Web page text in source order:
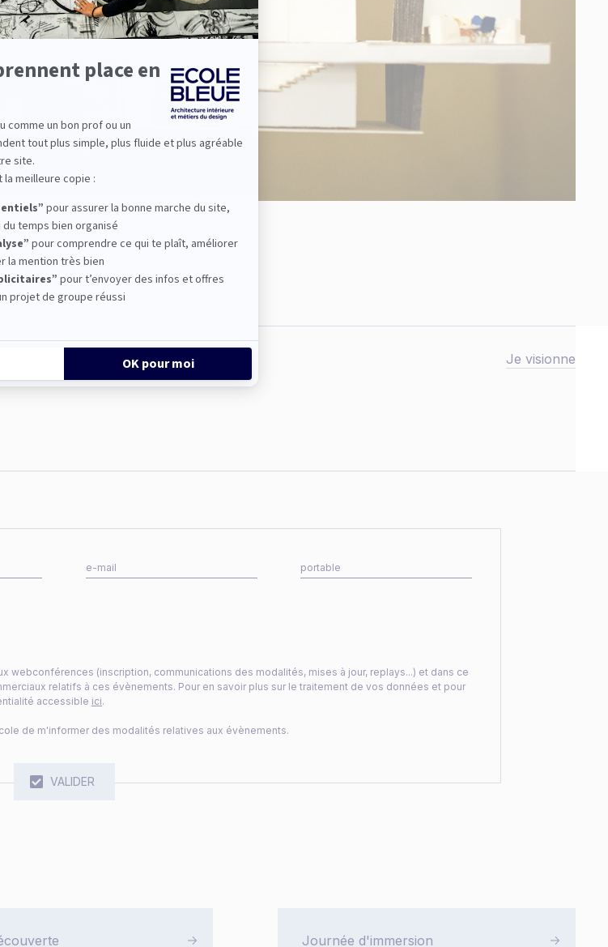
replays
REPLAY Je visionne
(inscription, communications des modalités, mises à jour, replays...) et dans ce
relatifs à ces évènements. Pour en savoir plus sur le traitement de vos données et pour
accessible ici.
de m'informer des modalités relatives aux évènements.
Journée d'immersion